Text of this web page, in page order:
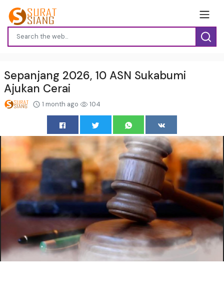
Sepanjang 2026, 10 ASN Sukabumi
Ajukan Cerai
1 month ago 104